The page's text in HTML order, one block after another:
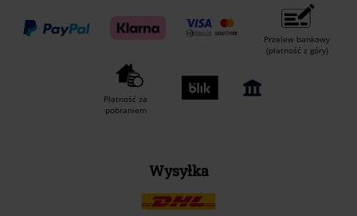
Przelew bankowy
(płatność z góry)
Płatność za
pobraniem
Wysyłka